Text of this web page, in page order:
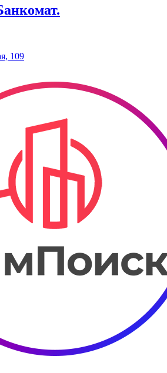
109